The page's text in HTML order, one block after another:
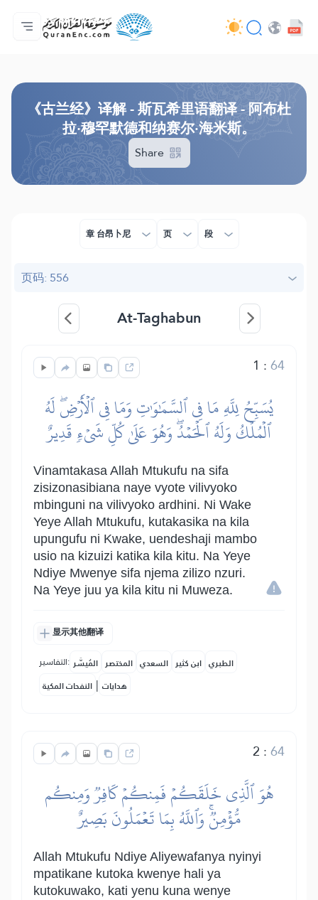
主页
译解目录
Audio
开发者服务 - API
关于此项目
联系我们
语言
《古兰经》译解 - 斯瓦希里语翻译 - 阿布杜
拉·穆罕默德和纳赛尔·海米斯。
Share
章 台昂卜尼 页 段
页码: 556
At-Taghabun
1 :64
يُسَبِّحُ لِلَّهِ مَا فِي ٱلسَّمَٰوَٰتِ وَمَا فِي ٱلۡأَرۡضِۖ لَهُ
ٱلۡمُلۡكُ وَلَهُ ٱلۡحَمۡدُۖ وَهُوَ عَلَىٰ كُلِّ شَيۡءٖ قَدِيرٌ
Vinamtakasa Allah Mtukufu na sifa
zisizonasibiana naye vyote vilivyoko
mbinguni na vilivyoko ardhini. Ni Wake
Yeye Allah Mtukufu, kutakasika na kila
upungufu ni Kwake, uendeshaji mambo
usio na kizuizi katika kila kitu. Na Yeye
Ndiye Mwenye sifa njema zilizo nzuri.
Na Yeye juu ya kila kitu ni Muweza.
显示其他翻译
التفاسير: المُيسَّر المختصر السعدي ابن كثير الطبري
النفحات المكية | هدايات
2 :64
هُوَ ٱلَّذِي خَلَقَكُمۡ فَمِنكُمۡ كَافِرٞ وَمِنكُم
مُّؤۡمِنٞۚ وَٱللَّهُ بِمَا تَعۡمَلُونَ بَصِيرٌ
Allah Mtukufu Ndiye Aliyewafanya nyinyi
mpatikane kutoka kwenye hali ya
kutokuwako, kati yenu kuna wenye